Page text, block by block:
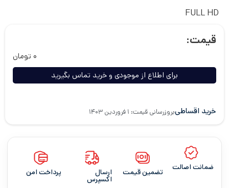
FULL HD
قیمت:
۰ تومان
برای اطلاع از موجودی و خرید تماس بگیرید
خرید اقساطیبروزرسانی قیمت: ۱ فروردین ۱۴۰۳
ضمانت اصالت تضمین قیمت ارسال
اکسپرس
پرداخت امن